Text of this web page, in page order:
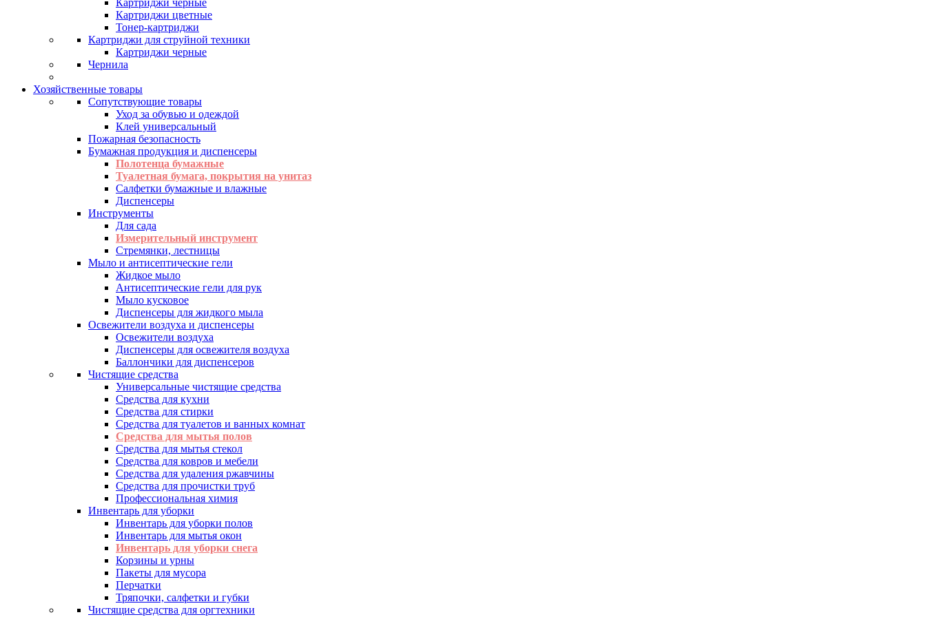
Картриджи черные
Картриджи цветные
Тонер-картриджи
Картриджи для струйной техники
Картриджи черные
Чернила
Хозяйственные товары
Сопутствующие товары
Уход за обувью и одеждой
Клей универсальный
Пожарная безопасность
Бумажная продукция и диспенсеры
Полотенца бумажные
Туалетная бумага, покрытия на унитаз
Салфетки бумажные и влажные
Диспенсеры
Инструменты
Для сада
Измерительный инструмент
Стремянки, лестницы
Мыло и антисептические гели
Жидкое мыло
Антисептические гели для рук
Мыло кусковое
Диспенсеры для жидкого мыла
Освежители воздуха и диспенсеры
Освежители воздуха
Диспенсеры для освежителя воздуха
Баллончики для диспенсеров
Чистящие средства
Универсальные чистящие средства
Средства для кухни
Средства для стирки
Средства для туалетов и ванных комнат
Средства для мытья полов
Средства для мытья стекол
Средства для ковров и мебели
Средства для удаления ржавчины
Средства для прочистки труб
Профессиональная химия
Инвентарь для уборки
Инвентарь для уборки полов
Инвентарь для мытья окон
Инвентарь для уборки снега
Корзины и урны
Пакеты для мусора
Перчатки
Тряпочки, салфетки и губки
Чистящие средства для оргтехники